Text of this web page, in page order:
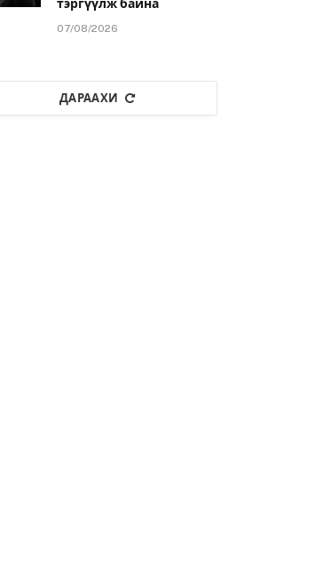
тэргүүлж байна
07/08/2026
ДАРААХИ